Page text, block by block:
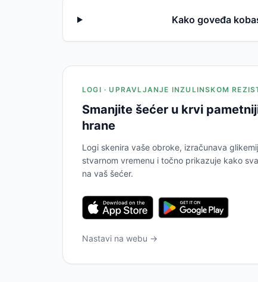
Kako goveđa
LOGI · UPRAVLJANJE INZULINSKOM
Smanjite šećer u krvi
hrane
Logi skenira vaše obroke, izračunava
stvarnom vremenu i točno prikazuje kako
na vaš šećer.
Nastavi na webu →